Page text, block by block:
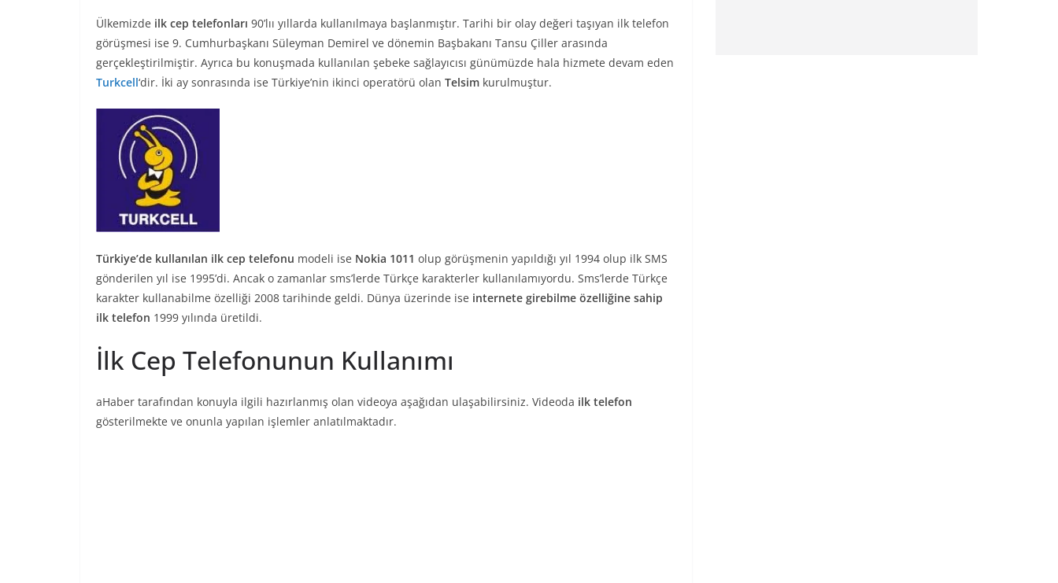
Ülkemizde ilk cep telefonları 90’lıı yıllarda kullanılmaya başlanmıştır. Tarihi bir olay değeri taşıyan ilk telefon
görüşmesi ise 9. Cumhurbaşkanı Süleyman Demirel ve dönemin Başbakanı Tansu Çiller arasında
gerçekleştirilmiştir. Ayrıca bu konuşmada kullanılan şebeke sağlayıcısı günümüzde hala hizmete devam eden
Turkcell‘dir. İki ay sonrasında ise Türkiye’nin ikinci operatörü olan Telsim kurulmuştur.
Türkiye’de kullanılan ilk cep telefonu modeli ise Nokia 1011 olup görüşmenin yapıldığı yıl 1994 olup ilk SMS
gönderilen yıl ise 1995’di. Ancak o zamanlar sms’lerde Türkçe karakterler kullanılamıyordu. Sms’lerde Türkçe
karakter kullanabilme özelliği 2008 tarihinde geldi. Dünya üzerinde ise internete girebilme özelliğine sahip
ilk telefon 1999 yılında üretildi.
İlk Cep Telefonunun Kullanımı
aHaber tarafından konuyla ilgili hazırlanmış olan videoya aşağıdan ulaşabilirsiniz. Videoda ilk telefon
gösterilmekte ve onunla yapılan işlemler anlatılmaktadır.